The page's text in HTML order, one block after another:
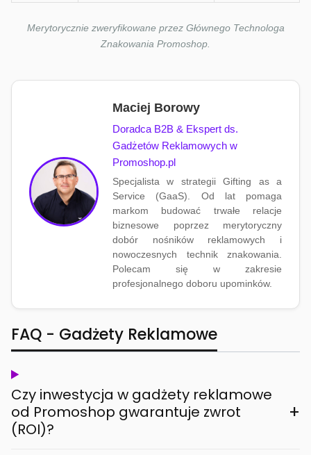
Merytorycznie zweryfikowane przez Głównego Technologa
Znakowania Promoshop.
Maciej Borowy
Doradca B2B & Ekspert ds.
Gadżetów Reklamowych w
Promoshop.pl
Specjalista w strategii Gifting as a
Service (GaaS). Od lat pomaga
markom budować trwałe relacje
biznesowe poprzez merytoryczny
dobór nośników reklamowych i
nowoczesnych technik znakowania.
Polecam się w zakresie
profesjonalnego doboru upominków.
FAQ - Gadżety Reklamowe
Czy inwestycja w gadżety reklamowe
od Promoshop gwarantuje zwrot
(ROI)?
+